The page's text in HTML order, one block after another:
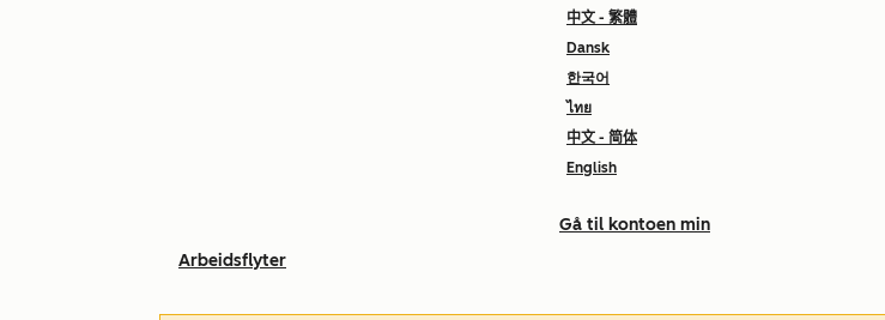
中文 - 繁體
Dansk
한국어
ไทย
中文 - 简体
English
Gå til kontoen min
Arbeidsflyter